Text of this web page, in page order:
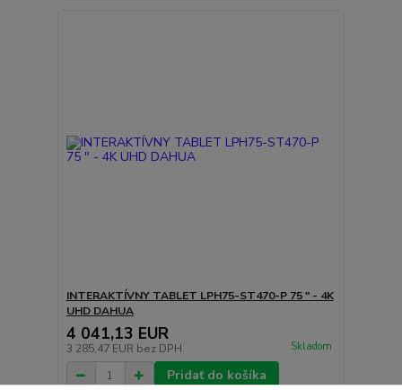
INTERAKTÍVNY TABLET LPH75-ST470-P 75 " - 4K
UHD DAHUA
4 041,13 EUR
3 285,47 EUR bez DPH Skladom
Pridať do košíka